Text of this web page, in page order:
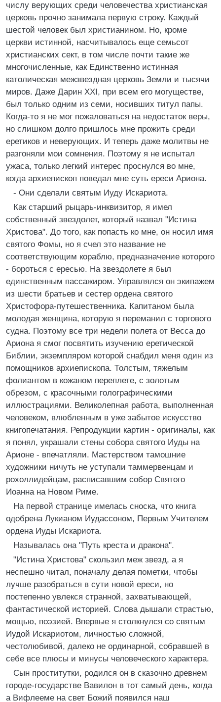
числу верующих среди человечества христианская
церковь прочно занимала первую строку. Каждый
шестой человек был христианином. Но, кроме
церкви истинной, насчитывалось еще семьсот
христианских сект, в том числе почти такие же
многочисленные, как Единственно истинная
католическая межзвездная церковь Земли и тысячи
миров. Даже Дарин ХХI, при всем его могуществе,
был только одним из семи, носивших титул папы.
Когда-то я не мог пожаловаться на недостаток веры,
но слишком долго пришлось мне прожить среди
еретиков и неверующих. И теперь даже молитвы не
разгоняли мои сомнения. Поэтому я не испытал
ужаса, только легкий интерес проснулся во мне,
когда архиепископ поведал мне суть ереси Ариона.
- Они сделали святым Иуду Искариота.
Как старший рыцарь-инквизитор, я имел
собственный звездолет, который назвал "Истина
Христова". До того, как попасть ко мне, он носил имя
святого Фомы, но я счел это название не
соответствующим кораблю, предназначение которого
- бороться с ересью. На звездолете я был
единственным пассажиром. Управлялся он экипажем
из шести братьев и сестер ордена святого
Христофора-путешественника. Капитаном была
молодая женщина, которую я переманил с торгового
судна. Поэтому все три недели полета от Весса до
Ариона я смог посвятить изучению еретической
Библии, экземпляром которой снабдил меня один из
помощников архиепископа. Толстым, тяжелым
фолиантом в кожаном переплете, с золотым
обрезом, с красочными голографическими
иллюстрациями. Великолепная работа, выполненная
человеком, влюбленным в уже забытое искусство
книгопечатания. Репродукции картин - оригиналы, как
я понял, украшали стены собора святого Иуды на
Арионе - впечатляли. Мастерством тамошние
художники ничуть не уступали таммервенцам и
рохоллидейцам, расписавшим собор Святого
Иоанна на Новом Риме.
На первой странице имелась сноска, что книга
одобрена Лукианом Иудассоном, Первым Учителем
ордена Иуды Искариота.
Называлась она "Путь креста и дракона".
"Истина Христова" скользил меж звезд, а я
неспешно читал, поначалу делая пометки, чтобы
лучше разобраться в сути новой ереси, но
постепенно увлекся странной, захватывающей,
фантастической историей. Слова дышали страстью,
мощью, поэзией. Впервые я столкнулся со святым
Иудой Искариотом, личностью сложной,
честолюбивой, далеко не ординарной, собравшей в
себе все плюсы и минусы человеческого характера.
Сын проститутки, родился он в сказочно древнем
городе-государстве Вавилон в тот самый день, когда
а Вифлееме на свет Божий появился наш